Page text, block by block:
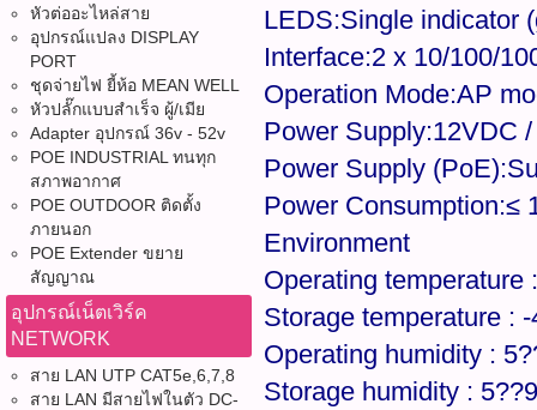
หัวต่ออะไหล่สาย
อุปกรณ์แปลง DISPLAY
PORT
ชุดจ่ายไฟ ยี้ห้อ MEAN WELL
หัวปลั๊กแบบสำเร็จ ผู้/เมีย
Adapter อุปกรณ์ 36v - 52v
POE INDUSTRIAL ทนทุก
สภาพอากาศ
POE OUTDOOR ติดตั้ง
ภายนอก
POE Extender ขยาย
สัญญาณ
อุปกรณ์เน็ตเวิร์ค
NETWORK
สาย LAN UTP CAT5e,6,7,8
สาย LAN มีสายไฟในตัว DC-
LEDS:Single indicator
Interface:2 x 10/100/
Operation Mode:AP
Power Supply:12VDC
Power Supply
Power Consumption:≤
Environment
Operating temperature
Storage temperature : -
Operating humidity :
Storage humidity :